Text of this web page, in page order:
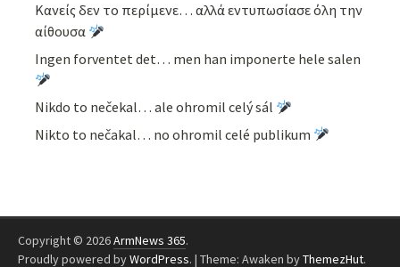
Κανείς δεν το περίμενε… αλλά εντυπωσίασε όλη την
αίθουσα
Ingen forventet det… men han imponerte hele salen
Nikdo to nečekal… ale ohromil celý sál
Nikto to nečakal… no ohromil celé publikum
Copyright © 2026ArmNews 365.
Proudly powered byWordPress. | Theme: Awaken byThemezHut.